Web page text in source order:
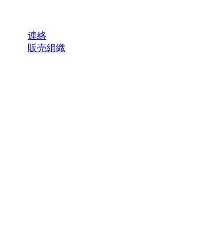
連絡
販売組織